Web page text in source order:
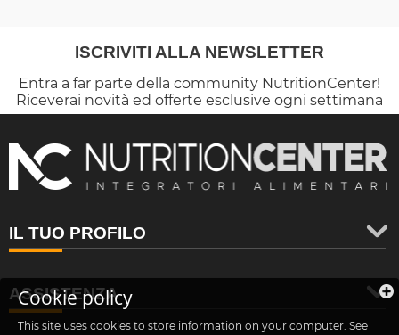
ISCRIVITI ALLA NEWSLETTER
Entra a far parte della community NutritionCenter!
Riceverai novità ed offerte esclusive ogni settimana
IL TUO PROFILO
ASSISTENZA
Cookie policy
This site uses cookies to store information on your computer. See